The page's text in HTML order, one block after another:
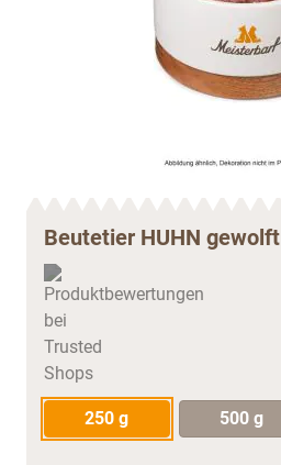
Beutetier HUHN gewolft
250 g 500 g